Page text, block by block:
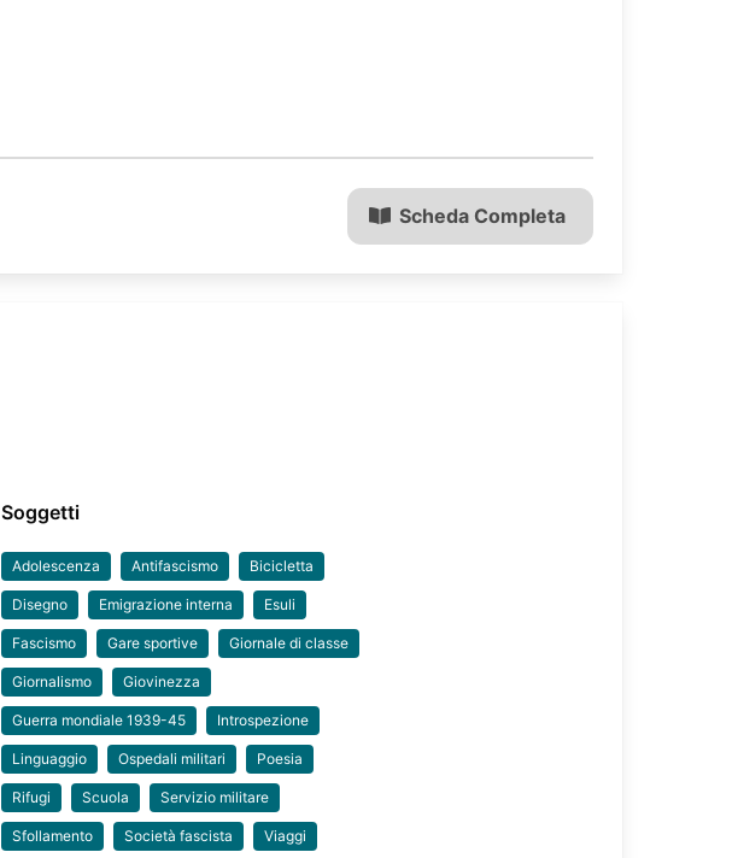
Scheda Completa
Soggetti
Adolescenza Antifascismo Bicicletta
Disegno Emigrazione interna Esuli
Fascismo Gare sportive Giornale di classe
Giornalismo Giovinezza
Guerra mondiale 1939-45 Introspezione
Linguaggio Ospedali militari Poesia
Rifugi Scuola Servizio militare
Sfollamento Società fascista Viaggi